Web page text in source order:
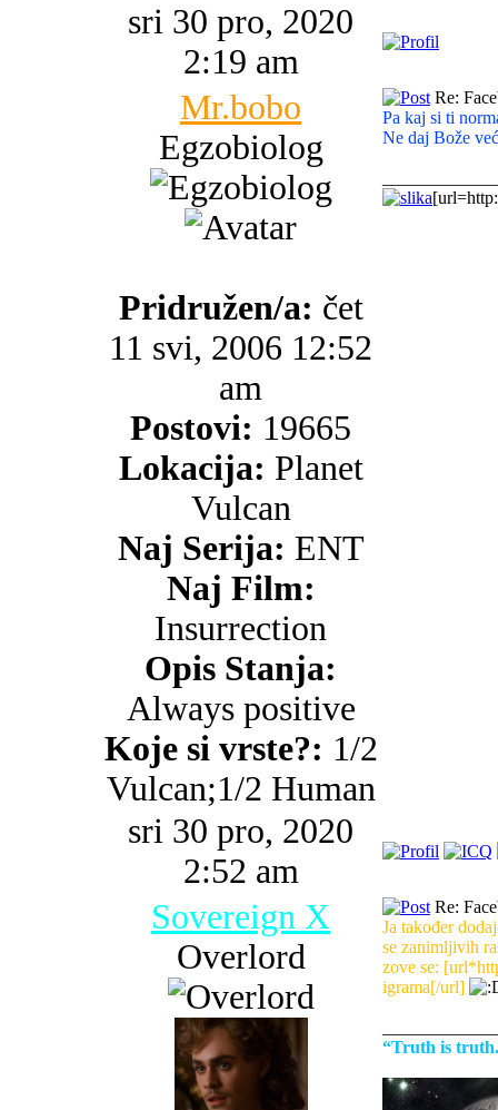
sri 30 pro, 2020
2:19 am
Mr.bobo
Egzobiolog
Pridružen/a: čet
11 svi, 2006 12:52
am
Postovi: 19665
Lokacija: Planet
Vulcan
Naj Serija: ENT
Naj Film:
Insurrection
Opis Stanja:
Always positive
Koje si vrste?: 1/2
Vulcan;1/2 Human
Re:
Pa kaj si ti
Ne daj Bože
sri 30 pro, 2020
2:52 am
Sovereign X
Overlord
Re:
Ja također
se zanimljivih
zove se:
igrama[/url]
“Truth is